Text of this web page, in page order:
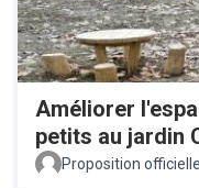
Améliorer
petits au jardin
Proposition officielle